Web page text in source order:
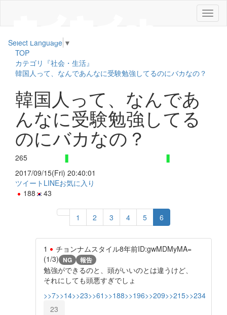
メ
ニ
Select Language ▼
TOP
カテゴリ『社会・生活』
韓国人って、なんであんなに受験勉強してるのにバカなの？
韓国人って、なんであ
んなに受験勉強してる
のにバカなの？
265
2017/09/15(Fri) 20:40:01
ツイート LINEお気に入り
188
43
1 2 3 4 5 6
1 チョンナムスタイル8年前ID:gwMDMyMA=
(1/3) NG 報告
勉強ができるのと、頭がいいのとは違うけど、
それにしても頭悪すぎでしょ
>>7>>14>>23>>61 >>188>>196>>209>>215>>234
23